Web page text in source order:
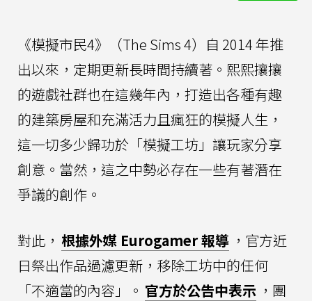
《模擬市民4》（The Sims 4）自 2014 年推
出以來，定期更新長時間持續著。熙熙攘攘
的遊戲社群也在這幾年內，打造出各種有趣
的建築房屋和充滿活力且瘋狂的模擬人生，
這一切多少歸功於「模擬工坊」讓玩家分享
創意。當然，這之中勢必存在一些有著潛在
爭議的創作。
對此， 根據外媒 Eurogamer 報導 ，官方近
日祭出作品過濾更新，移除工坊中的任何
「不適當的內容」。 官方於公告中表示 ，團